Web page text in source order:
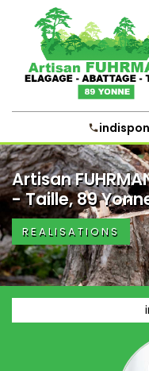
Artisan
- Taille, 89
REALISATIONS